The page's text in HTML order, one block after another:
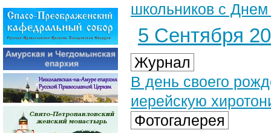
школьников с Днем
5 Сентября
Журнал
В день своего
иерейскую
Фотогалерея